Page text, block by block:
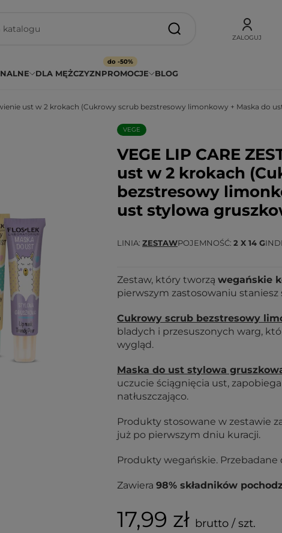
ZALOGUJ
DLA MĘŻCZYZNPROMOCJE
do -50%
BLOG
ust w 2 krokach (Cukrowy scrub bezstresowy limonkowy + Maska do
VEGE
VEGE LIP CARE
ust w 2 krokach
bezstresowy
ust stylowa
LINIA ZESTAWPOJEMNOŚĆ 2 X 14 G
Zestaw, który tworzą wegańskie
pierwszym zastosowaniu staniesz
Cukrowy scrub bezstresowy
bladych i przesuszonych warg,
wygląd.
Maska do ust stylowa
uczucie ściągnięcia ust,
natłuszczająco.
Produkty stosowane w zestawie
już po pierwszym dniu kuracji.
Produkty wegańskie.
Zawiera 98% składników
17,99 zł brutto / szt.